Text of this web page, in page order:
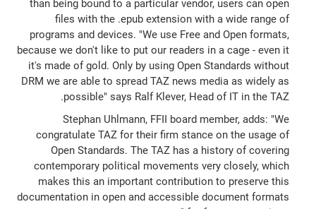
than being bound to a particular vendor, users can open
files with the .epub extension with a wide range of
programs and devices. "We use Free and Open formats,
because we don't like to put our readers in a cage - even it
it's made of gold. Only by using Open Standards without
DRM we are able to spread TAZ news media as widely as
possible" says Ralf Klever, Head of IT in the TAZ.
Stephan Uhlmann, FFII board member, adds: "We
congratulate TAZ for their firm stance on the usage of
Open Standards. The TAZ has a history of covering
contemporary political movements very closely, which
makes this an important contribution to preserve this
documentation in open and accessible document formats